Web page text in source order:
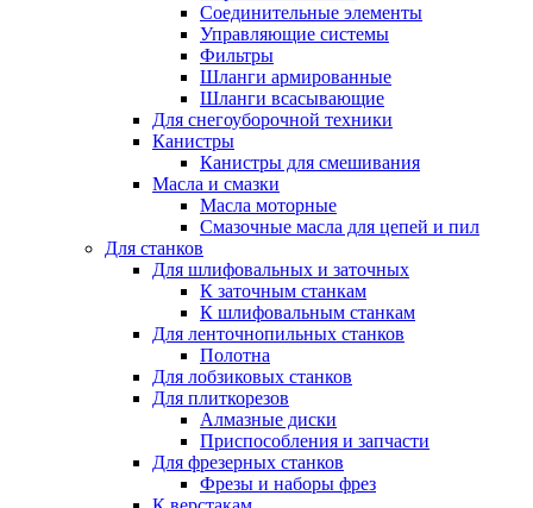
Соединительные элементы
Управляющие системы
Фильтры
Шланги армированные
Шланги всасывающие
Для снегоуборочной техники
Канистры
Канистры для смешивания
Масла и смазки
Масла моторные
Смазочные масла для цепей и пил
Для станков
Для шлифовальных и заточных
К заточным станкам
К шлифовальным станкам
Для ленточнопильных станков
Полотна
Для лобзиковых станков
Для плиткорезов
Алмазные диски
Приспособления и запчасти
Для фрезерных станков
Фрезы и наборы фрез